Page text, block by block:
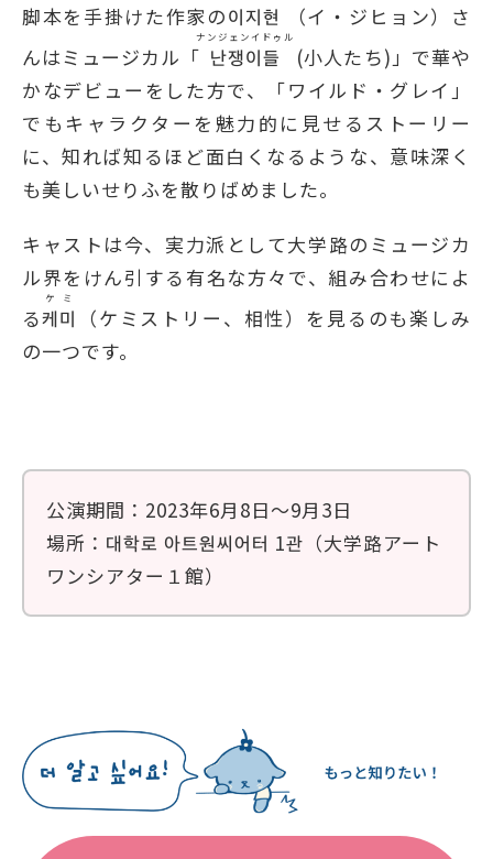
脚本を手掛けた作家の이지현 （イ・ジヒョン）さ
んはミュージカル「 난쟁이들
ナンジェンイドゥル
(小人たち)」で華や
かなデビューをした方で、「ワイルド・グレイ」
でもキャラクターを魅力的に見せるストーリー
に、知れば知るほど面白くなるような、意味深く
も美しいせりふを散りばめました。
キャストは今、実力派として大学路のミュージカ
ル界をけん引する有名な方々で、組み合わせによ
る케미
ケミ
（ケミストリー、相性）を見るのも楽しみ
の一つです。
公演期間：2023年6月8日〜9月3日
場所：대학로 아트원씨어터 1관（大学路アート
ワンシアター１館）